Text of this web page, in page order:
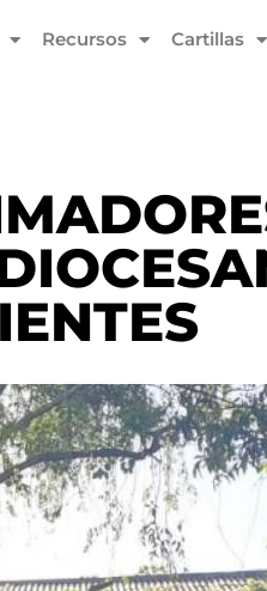
Recursos Cartillas